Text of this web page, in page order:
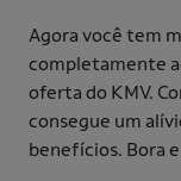
Agora você tem
completamente
oferta do KMV.
consegue um
benefícios. Bora